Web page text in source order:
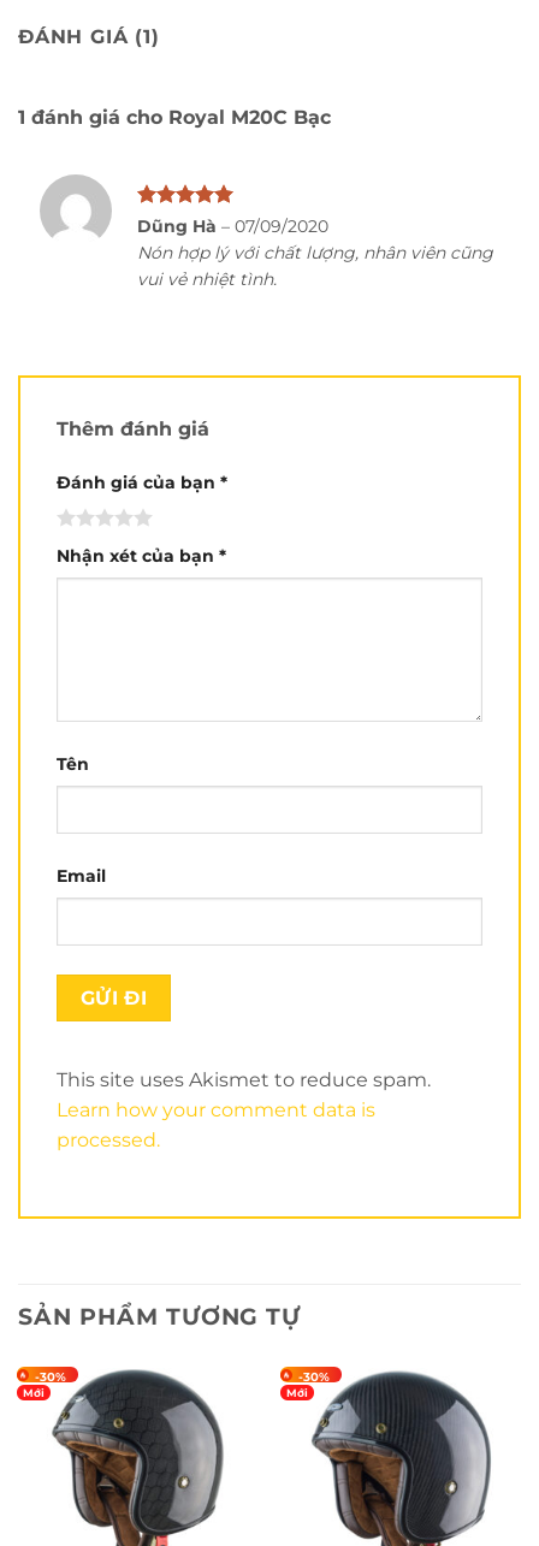
Cách đo size đúng cách:
Review chi tiết Royal M20C bạc:
ngũ Nón Trùm thực hiện
Xem nhiều hơn tại
kiểu dáng nón 3/4 thời trang. Nón 3/4 có rất nhiều
ĐÁNH GIÁ (1)
1 đánh giá cho Royal M20C Bạc
Được xếp
hạng
sao
Dũng Hà– 07/09/2020
Nón hợp lý với chất lượng, nhân viên cũng
vui vẻ nhiệt tình.
Thêm đánh giá
Đánh giá của bạn *
Nhận xét của bạn *
Tên
Email
This site uses Akismet to reduce spam.
Learn how your comment data is
processed.
SẢN PHẨM TƯƠNG TỰ
-30%
Mới
-30%
Mới